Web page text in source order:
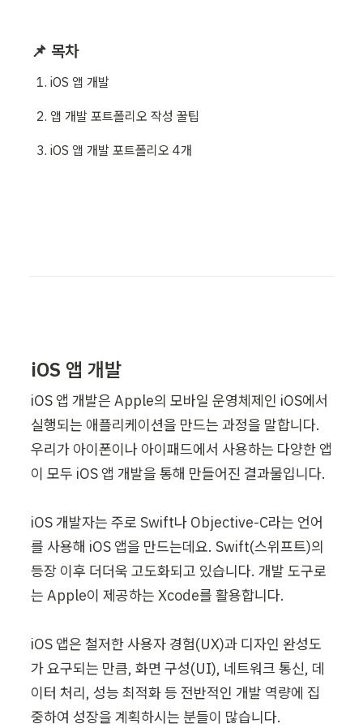
📌 목차
iOS 앱 개발
앱 개발 포트폴리오 작성 꿀팁
iOS 앱 개발 포트폴리오 4개
iOS 앱 개발
iOS 앱 개발은 Apple의 모바일 운영체제인 iOS에서
실행되는 애플리케이션을 만드는 과정을 말합니다.
우리가 아이폰이나 아이패드에서 사용하는 다양한 앱
이 모두 iOS 앱 개발을 통해 만들어진 결과물입니다.
iOS 개발자는 주로 Swift나 Objective-C라는 언어
를 사용해 iOS 앱을 만드는데요. Swift(스위프트)의
등장 이후 더더욱 고도화되고 있습니다. 개발 도구로
는 Apple이 제공하는 Xcode를 활용합니다.
iOS 앱은 철저한 사용자 경험(UX)과 디자인 완성도
가 요구되는 만큼, 화면 구성(UI), 네트워크 통신, 데
이터 처리, 성능 최적화 등 전반적인 개발 역량에 집
중하여 성장을 계획하시는 분들이 많습니다.